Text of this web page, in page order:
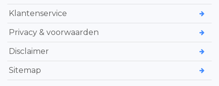
Klantenservice
Privacy & voorwaarden
Disclaimer
Sitemap